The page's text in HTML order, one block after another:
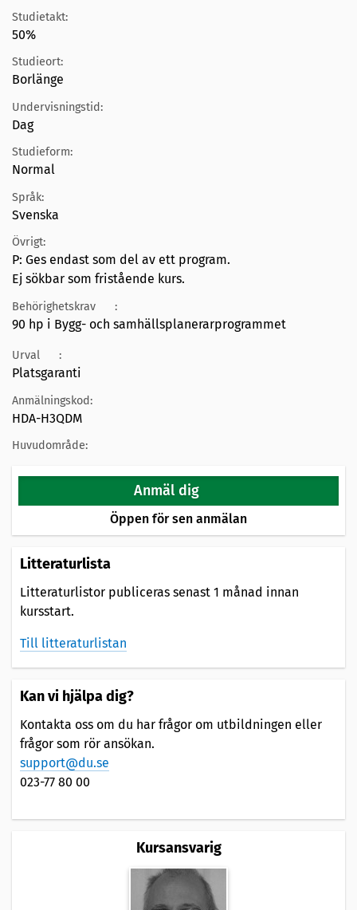
Studietakt:
50%
Studieort:
Borlänge
Undervisningstid:
Dag
Studieform:
Normal
Språk:
Svenska
Övrigt:
P: Ges endast som del av ett program.
Ej sökbar som fristående kurs.
Behörighetskrav :
90 hp i Bygg- och samhällsplanerarprogrammet
Urval :
Platsgaranti
Anmälningskod:
HDA-H3QDM
Huvudområde:
Anmäl dig
Öppen för sen anmälan
Litteraturlista
Litteraturlistor publiceras senast 1 månad innan
kursstart.
Till litteraturlistan
Kan vi hjälpa dig?
Kontakta oss om du har frågor om utbildningen eller
frågor som rör ansökan.
support@du.se
023-77 80 00
Kursansvarig